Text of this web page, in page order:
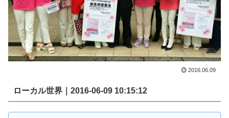
2016.06.09
ローカル世界｜ 2016-06-09 10:15:12